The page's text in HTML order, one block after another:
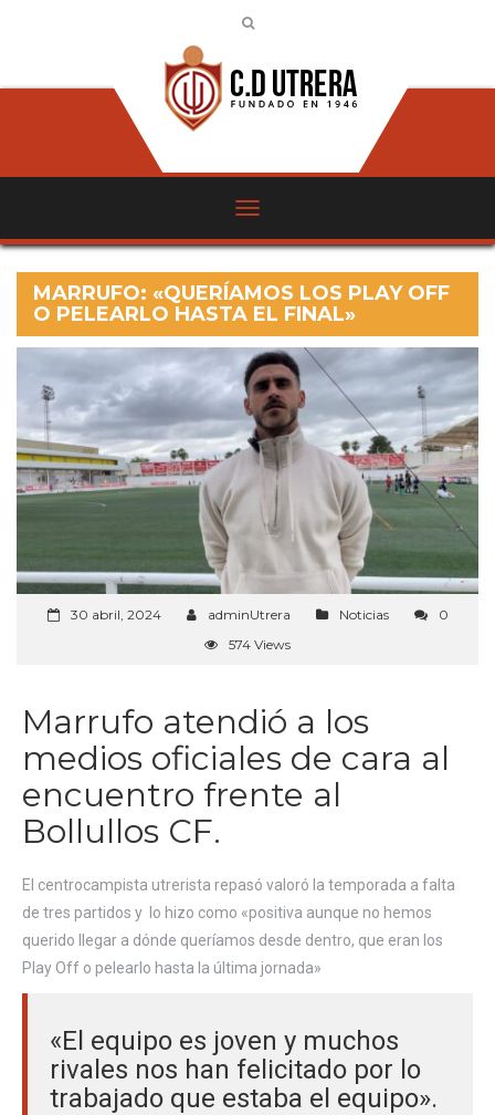
MARRUFO: «QUERÍAMOS LOS PLAY OFF
O PELEARLO HASTA EL FINAL»
30 abril, 2024 adminUtrera Noticias
0
574 Views
Marrufo atendió a los
medios oficiales de cara al
encuentro frente al
Bollullos CF.
El centrocampista utrerista repasó valoró la temporada a falta
de tres partidos y lo hizo como «positiva aunque no hemos
querido llegar a dónde queríamos desde dentro, que eran los
Play Off o pelearlo hasta la última jornada»
«El equipo es joven y muchos
rivales nos han felicitado por lo
trabajado que estaba el equipo».